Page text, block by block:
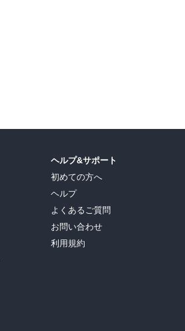
ヘルプ&サポート
初めての方へ
ヘルプ
よくあるご質問
お問い合わせ
利用規約